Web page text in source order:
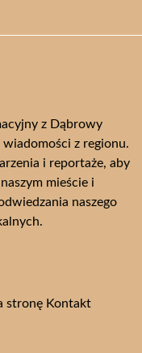
z Dąbrowy
z regionu.
i reportaże, aby
mieście i
naszego
stronę Kontakt